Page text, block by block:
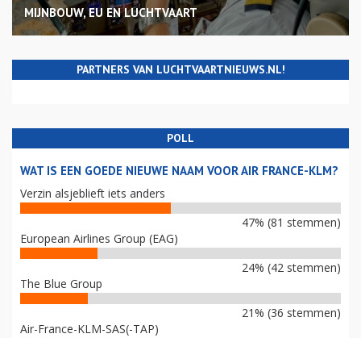
MIJNBOUW, EU EN LUCHTVAART
PARTNERS VAN LUCHTVAARTNIEUWS.NL!
POLL
WAT IS EEN GOEDE NIEUWE NAAM VOOR AIR FRANCE-KLM?
Verzin alsjeblieft iets anders
47% (81 stemmen)
European Airlines Group (EAG)
24% (42 stemmen)
The Blue Group
21% (36 stemmen)
Air-France-KLM-SAS(-TAP)